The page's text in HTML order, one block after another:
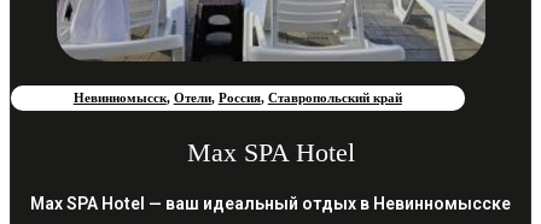
Невинномысск, Отели, Россия, Ставропольский край
Max SPA Hotel
Max SPA Hotel — ваш идеальный отдых в Невинномысске